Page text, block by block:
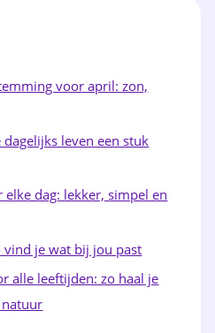
voor april: zon,
leven een stuk
dag: lekker, simpel en
vind je wat bij jou past
alle leeftijden: zo haal je